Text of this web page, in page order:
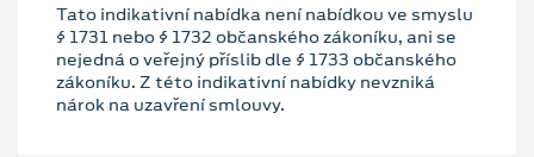
Tato indikativní nabídka není nabídkou ve smyslu
§ 1731 nebo § 1732 občanského zákoníku, ani se
nejedná o veřejný příslib dle § 1733 občanského
zákoníku. Z této indikativní nabídky nevzniká
nárok na uzavření smlouvy.